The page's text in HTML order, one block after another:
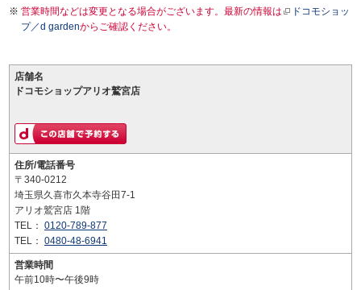
営業時間などは変更となる場合がございます。最新の情報は
ドコモショッ
プ／d gardenからご確認ください。
店舗名
ドコモショップアリオ鷲宮店
住所/電話番号
〒340-0212
埼玉県久喜市久本寺谷田7-1
アリオ鷲宮店 1階
TEL： 0120-789-877
TEL： 0480-48-6941
営業時間
午前10時〜午後9時